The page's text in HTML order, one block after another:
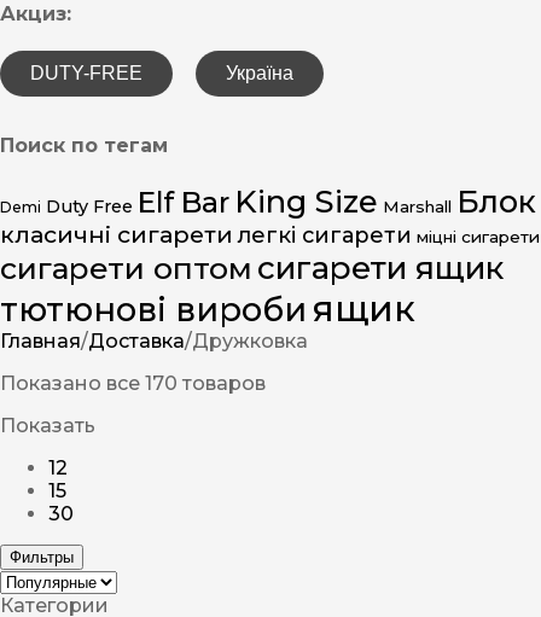
Акциз:
DUTY-FREE Україна
Поиск по тегам
Demi Duty Free Elf Bar King Size Marshall Блок
класичні сигарети легкі сигарети міцні сигарети
сигарети оптом сигарети ящик
тютюнові вироби ящик
Главная/Доставка/Дружковка
Показано все 170 товаров
Показать
12
15
30
Фильтры
Категории